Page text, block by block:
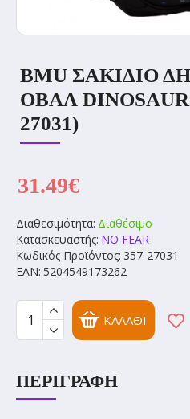
BMU ΣΑΚΙΔΙΟ
ΟΒΑΛ
27031)
Διαθεσιμότητα: Διαθέσιμο
Κατασκευαστής: NO FEAR
Κωδικός Προϊόντος: 357-27031
EAN: 5204549173262
31.49€
ΚΑΛΆΘΙ
ΠΕΡΙΓΡΑΦΉ